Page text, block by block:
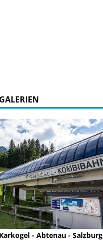
- Abtenau - Salzburg